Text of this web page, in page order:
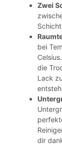
Zwei
bei
die
Lack
dir